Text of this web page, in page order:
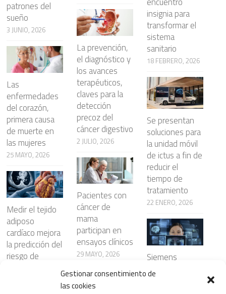
Gestionar consentimiento de
las cookies
patrones del
sueño
3 JUNIO, 2026
Las
enfermedades
del corazón,
primera causa
de muerte en
las mujeres
25 MAYO, 2026
Medir el tejido
adiposo
cardíaco mejora
la predicción del
riesgo de
La prevención,
el diagnóstico y
los avances
terapéuticos,
claves para la
detección
precoz del
cáncer digestivo
2 JULIO, 2026
Pacientes con
cáncer de
mama
participan en
ensayos clínicos
29 MAYO, 2026
Leer más
insignia para
transformar el
sistema
sanitario
18 FEBRERO, 2026
Se presentan
soluciones para
la unidad móvil
de ictus a fin de
reducir el
tiempo de
tratamiento
22 ENERO, 2026
Siemens
Healthineers
lanza nuevas